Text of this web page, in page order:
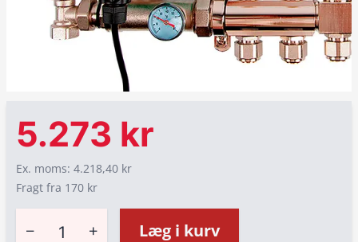
5.273 kr
Ex. moms: 4.218,40 kr
Fragt fra 170 kr
− + Læg i kurv